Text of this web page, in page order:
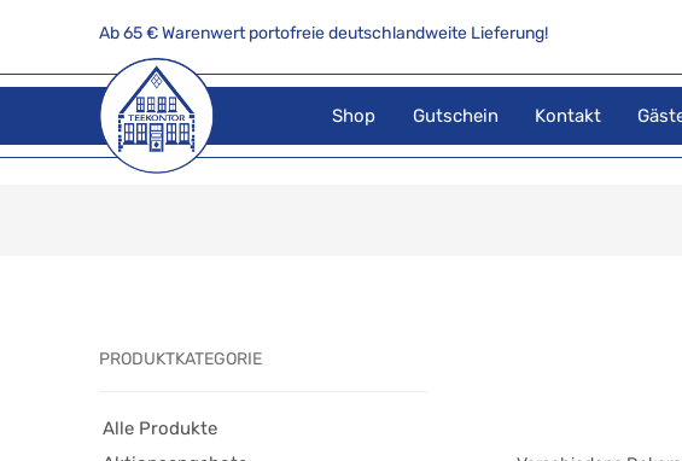
Ab 65 € Warenwert portofreie deutschlandweite Lieferung!
Shop Gutschein Kontakt
PRODUKTKATEGORIE
Alle Produkte